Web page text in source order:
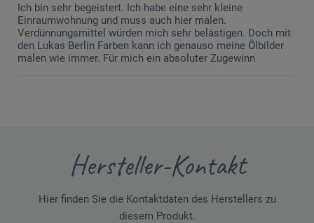
Ich bin sehr begeistert. Ich habe eine sehr kleine
Einraumwohnung und muss auch hier malen.
Verdünnungsmittel würden mich sehr belästigen. Doch mit
den Lukas Berlin Farben kann ich genauso meine Ölbilder
malen wie immer. Für mich ein absoluter Zugewinn
Hersteller-Kontakt
Hier finden Sie die Kontaktdaten des Herstellers zu
diesem Produkt.